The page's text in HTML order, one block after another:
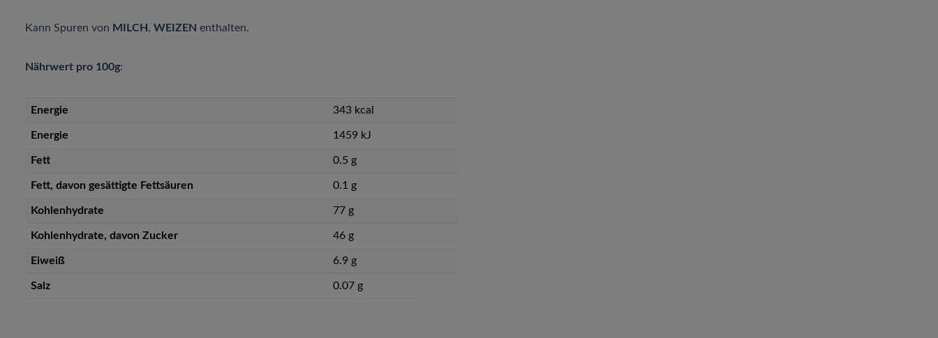
Kann Spuren von MILCH , WEIZEN enthalten.
Nährwert pro 100g:
Energie 343 kcal
Energie 1459 kJ
Fett 0.5 g
Fett, davon gesättigte Fettsäuren 0.1 g
Kohlenhydrate 77 g
Kohlenhydrate, davon Zucker 46 g
Eiweiß 6.9 g
Salz 0.07 g